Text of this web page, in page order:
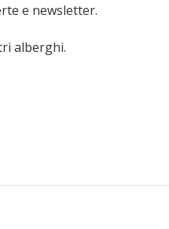
e newsletter.
alberghi.